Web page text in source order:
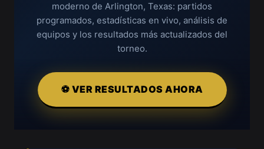
moderno de Arlington, Texas: partidos
programados, estadísticas en vivo, análisis de
equipos y los resultados más actualizados del
torneo.
⚽ VER RESULTADOS AHORA